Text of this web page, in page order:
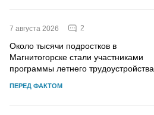
7 августа 2026 2
Около тысячи подростков в
Магнитогорске стали участниками
программы летнего трудоустройства
ПЕРЕД ФАКТОМ